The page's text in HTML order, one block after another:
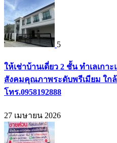
5
ให้เช่าบ้านเดี่ยว 2 ชั้น ทำเลเกา
สังคมคุณภาพระดับพรีเมียม ใก
โทร.0958192888
27 เมษายน 2026